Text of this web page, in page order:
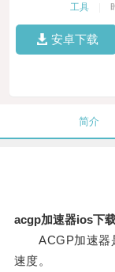
工具
安卓下载
简介
acgp加速器ios下
ACGP加速器是
速度。